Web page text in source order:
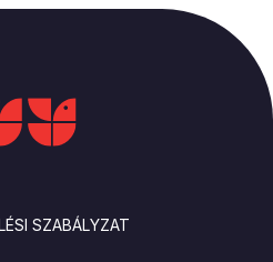
SZABÁLYZAT